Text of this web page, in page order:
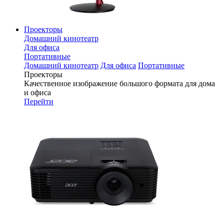
Проекторы
Домашний кинотеатр
Для офиса
Портативные
Домашний кинотеатр Для офиса Портативные
Проекторы
Качественное изображение большого формата для дома
и офиса
Перейти